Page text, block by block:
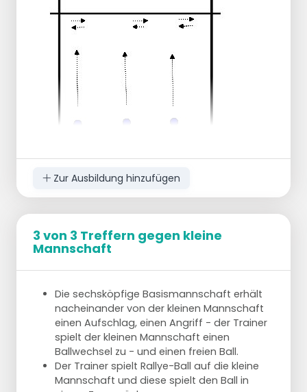
Zum Netz laufen und:
Durchspringen; blocken und zurückspielen.
Leicht in die Knie gehen.
Blockt mit 1 Seitwärtspass nach rechts und
Blockt mit 1 Seitwärtspass rechts und blockt
und wieder nach links seitwärts und blockt.
Wie Nummer 3, aber dann mit Cross 'inside'
rechts und wieder links.
Info: bei Block nach rechts mit dem
linken Bein beginnen, bei Block nach
links mit dem rechten Bein beginnen.
Zur Ausbildung hinzufügen
3 von 3 Treffern gegen kleine
Mannschaft
Die sechsköpfige Basismannschaft erhält
nacheinander von der kleinen Mannschaft
einen Aufschlag, einen Angriff - der Trainer
spielt der kleinen Mannschaft einen
Ballwechsel zu - und einen freien Ball.
Der Trainer spielt Rallye-Ball auf die kleine
Mannschaft und diese spielt den Ball in